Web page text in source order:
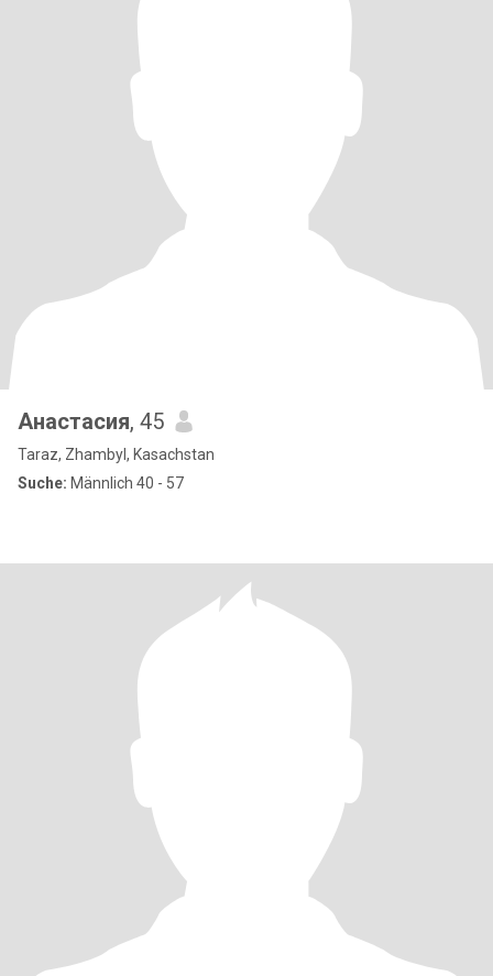
Анастасия, 45
Taraz, Zhambyl, Kasachstan
Suche: Männlich 40 - 57